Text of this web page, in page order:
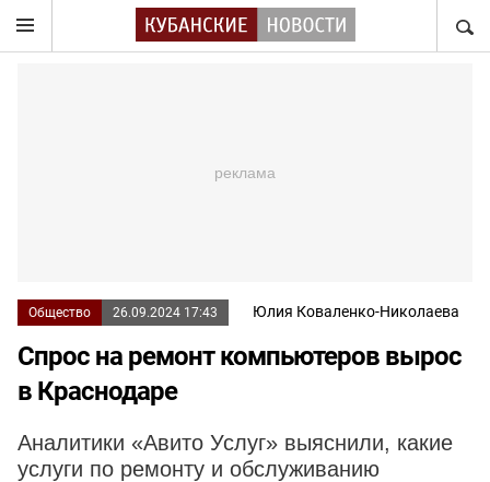
Общество 26.09.2024 17:43 Юлия Коваленко-Николаева
Спрос на ремонт компьютеров вырос
в Краснодаре
Аналитики «Авито Услуг» выяснили, какие
услуги по ремонту и обслуживанию